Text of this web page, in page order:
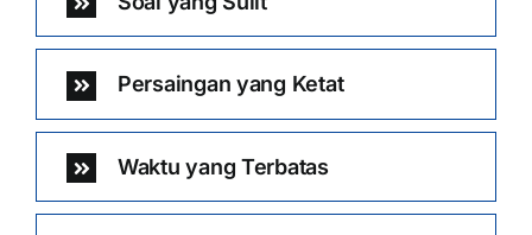
Persaingan yang Ketat
Waktu yang Terbatas